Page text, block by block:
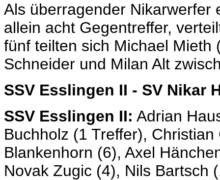
Als überragender Nikarwerfer
allein acht Gegentreffer,
fünf teilten sich Michael Mieth
Schneider und Milan Alt
SSV Esslingen II - SV Nikar
SSV Esslingen II: Adrian
Buchholz (1 Treffer),
Blankenhorn (6), Axel
Novak Zugic (4), Nils Bartsch